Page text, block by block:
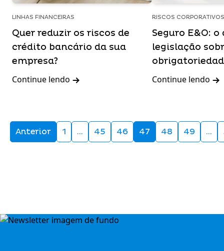
LINHAS FINANCEIRAS
Quer reduzir os riscos de
crédito bancário da sua
empresa?
Continue lendo
RISCOS CORPORATIVOS
Seguro E&O: o
legislação
Continue lendo
Anterior 1 … 45 46 47 48 49 …